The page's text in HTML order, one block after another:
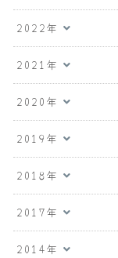
2022年
2021年
2020年
2019年
2018年
2017年
2014年